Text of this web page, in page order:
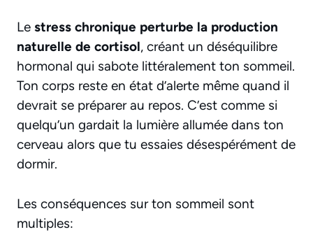
Le stress chronique perturbe la production
naturelle de cortisol, créant un déséquilibre
hormonal qui sabote littéralement ton sommeil.
Ton corps reste en état d’alerte même quand il
devrait se préparer au repos. C’est comme si
quelqu’un gardait la lumière allumée dans ton
cerveau alors que tu essaies désespérément de
dormir.
Les conséquences sur ton sommeil sont
multiples: